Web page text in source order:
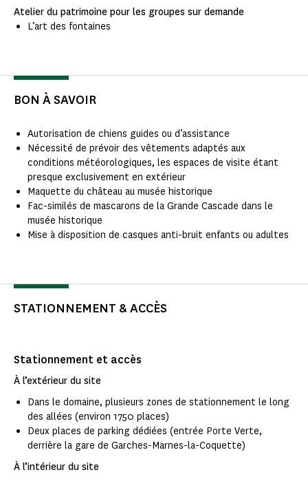
Atelier du patrimoine pour les groupes sur demande
L’art des fontaines
BON À SAVOIR
Autorisation de chiens guides ou d’assistance
Nécessité de prévoir des vêtements adaptés aux
conditions météorologiques, les espaces de visite étant
presque exclusivement en extérieur
Maquette du château au musée historique
Fac-similés de mascarons de la Grande Cascade dans le
musée historique
Mise à disposition de casques anti-bruit enfants ou adultes
STATIONNEMENT & ACCÈS
Stationnement et accès
À l’extérieur du site
Dans le domaine, plusieurs zones de stationnement le long
des allées (environ 1750 places)
Deux places de parking dédiées (entrée Porte Verte,
derrière la gare de Garches-Marnes-la-Coquette)
À l’intérieur du site